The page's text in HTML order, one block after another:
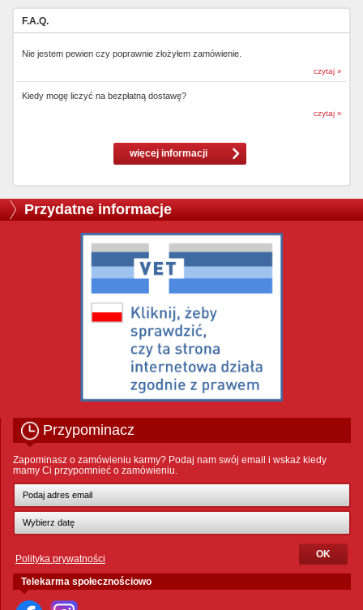
F.A.Q.
Nie jestem pewien czy poprawnie złożyłem zamówienie.
czytaj »
Kiedy mogę liczyć na bezpłatną dostawę?
czytaj »
więcej informacji
Przydatne informacje
Przypominacz
Zapominasz o zamówieniu karmy? Podaj nam swój email i wskaż kiedy
mamy Ci przypomnieć o zamówieniu.
Polityka prywatności
Telekarma społecznościowo